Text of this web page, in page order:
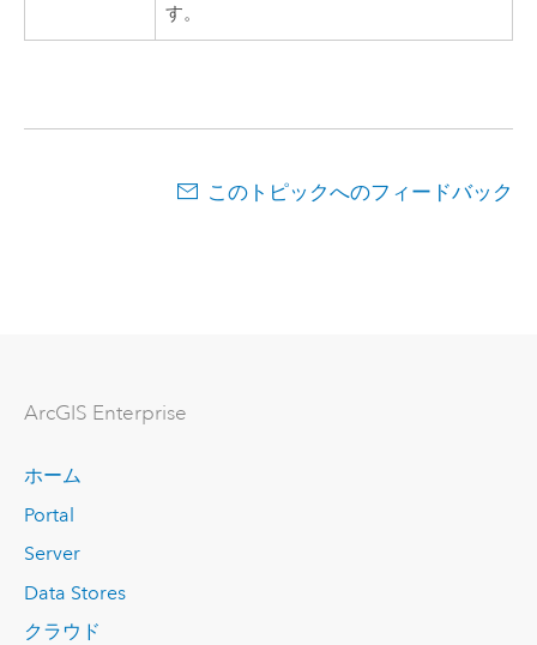
す。
このトピックへのフィードバック
ArcGIS Enterprise
ホーム
Portal
Server
Data Stores
クラウド